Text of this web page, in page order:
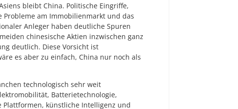
bleibt China. Politische Eingriffe,
Probleme am Immobilienmarkt und das
Anleger haben deutliche Spuren
chinesische Aktien inzwischen ganz
deutlich. Diese Vorsicht ist
es aber zu einfach, China nur noch als
technologisch sehr weit
Batterietechnologie,
künstliche Intelligenz und